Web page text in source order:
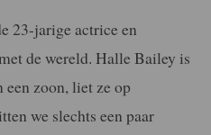
23-jarige actrice en
de wereld. Halle Bailey is
zoon, liet ze op
we slechts een paar